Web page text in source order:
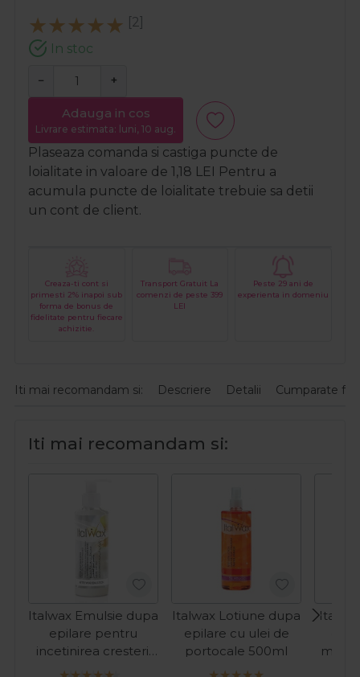
[2]
In stoc
− +
Adauga in cos
Livrare estimata: luni, 10 aug.
Plaseaza comanda si castiga puncte de
loialitate in valoare de 1,18 LEI Pentru a
acumula puncte de loialitate trebuie sa detii
un cont de client.
Creaza-ti cont si
primesti 2% inapoi sub
forma de bonus de
fidelitate pentru fiecare
achizitie.
Transport Gratuit La
comenzi de peste 399
LEI
Peste 29 ani de
experienta in domeniu
Iti mai recomandam si: Descriere Detalii Cumparate
Iti mai recomandam si:
Italwax Emulsie dupa
epilare pentru
incetinirea cresterii
parului cu orhidee
Italwax Lotiune dupa
epilare cu ulei de
portocale 500ml